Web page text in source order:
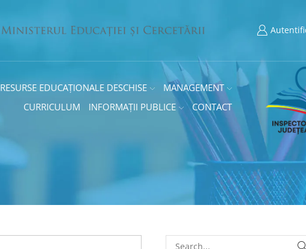
RESURSE EDUCAȚIONALE DESCHISE
MANAGEMENT
CURRICULUM
INFORMAȚII PUBLICE CONTACT